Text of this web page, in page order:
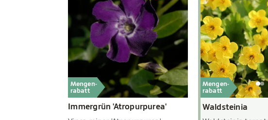
Mengen-
rabatt
Immergrün 'Atropurpurea'
Mengen-
rabatt
Waldsteinia